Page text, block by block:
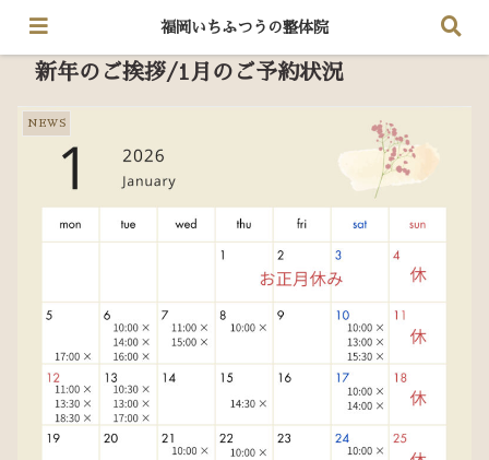
新年のご挨拶/1月のご予約状況
NEWS
福岡いちふつうの整体院